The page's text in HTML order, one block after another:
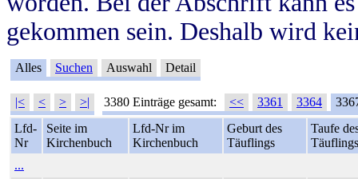
gekommen sein. Deshalb wird
Alles Suchen Auswahl Detail
|< < > >| 3380 Einträge gesamt: << 3361 3364
Lfd-
Nr
Seite im
Kirchenbuch
Lfd-Nr im
Kirchenbuch
Geburt des
Täuflings
Taufe
Täuflings
...